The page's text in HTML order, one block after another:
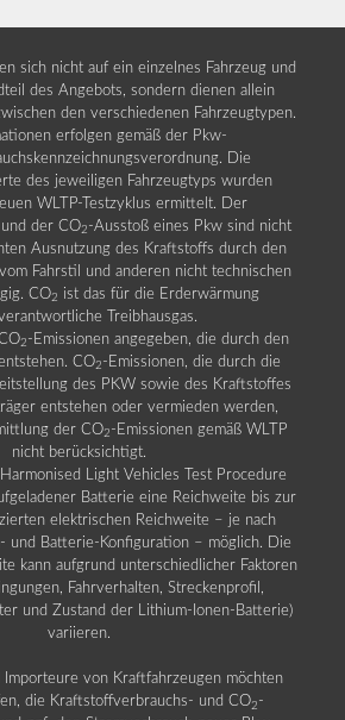
sich nicht auf ein einzelnes Fahrzeug und
des Angebots, sondern dienen allein
den verschiedenen Fahrzeugtypen.
erfolgen gemäß der Pkw-
Die
des jeweiligen Fahrzeugtyps wurden
WLTP-Testzyklus ermittelt. Der
der CO2 -Ausstoß eines Pkw sind nicht
Ausnutzung des Kraftstoffs durch den
Fahrstil und anderen nicht technischen
CO2 ist das für die Erderwärmung
Treibhausgas.
2 -Emissionen angegeben, die durch den
CO2 -Emissionen, die durch die
des PKW sowie des Kraftstoffes
entstehen oder vermieden werden,
der CO2 -Emissionen gemäß WLTP
nicht berücksichtigt.
Light Vehicles Test Procedure
Batterie eine Reichweite bis zur
elektrischen Reichweite – je nach
und Batterie-Konfiguration – möglich. Die
kann aufgrund unterschiedlicher Faktoren
Fahrverhalten, Streckenprofil,
und Zustand der Lithium-Ionen-Batterie)
variieren.
von Kraftfahrzeugen möchten
die Kraftstoffverbrauchs- und CO2 -